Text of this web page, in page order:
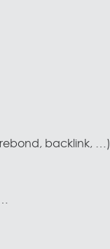
rebond, backlink, …)